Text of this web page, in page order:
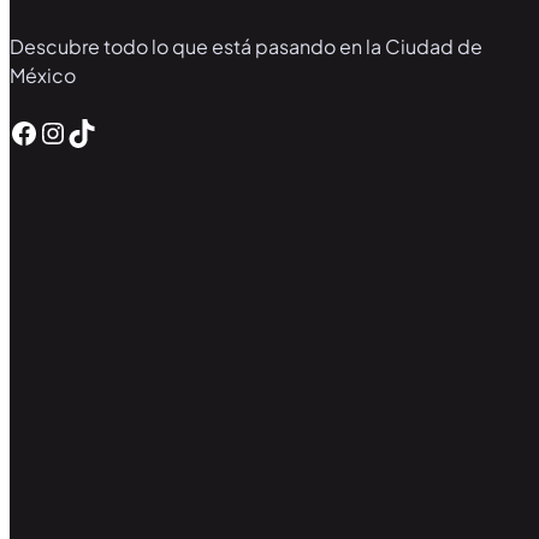
Descubre todo lo que está pasando en la Ciudad de
México
Facebook InstagramTikTok